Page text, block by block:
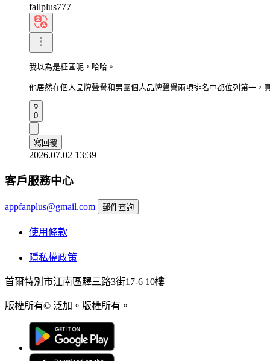
fallplus777
我以為是柾國呢，哈哈。
他居然在個人品牌聲譽和男團個人品牌聲譽兩項排名中都位列第一，
0
寫回覆
2026.07.02 13:39
客戶服務中心
appfanplus@gmail.com 郵件查詢
使用條款
|
隱私權政策
首爾特別市江南區驛三路3街17-6 10樓
版權所有© 泛加。版權所有。